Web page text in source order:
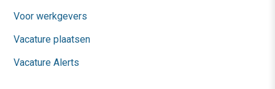
Voor werkgevers
Vacature plaatsen
Vacature Alerts